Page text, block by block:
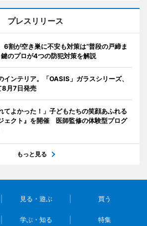
プレスリリース
6割が空き巣に不安も対策は“普段の戸締ま
のプロが4つの防犯対策を解説
インテリア。「OASIS」ガラスシリーズ、
8月7日発売
てよかった！」子どもたちの笑顔あふれる
ェクト』を開催 医師監修の体験型プログ
もっと見る
見る・遊ぶ 買う
学ぶ・知る 特集